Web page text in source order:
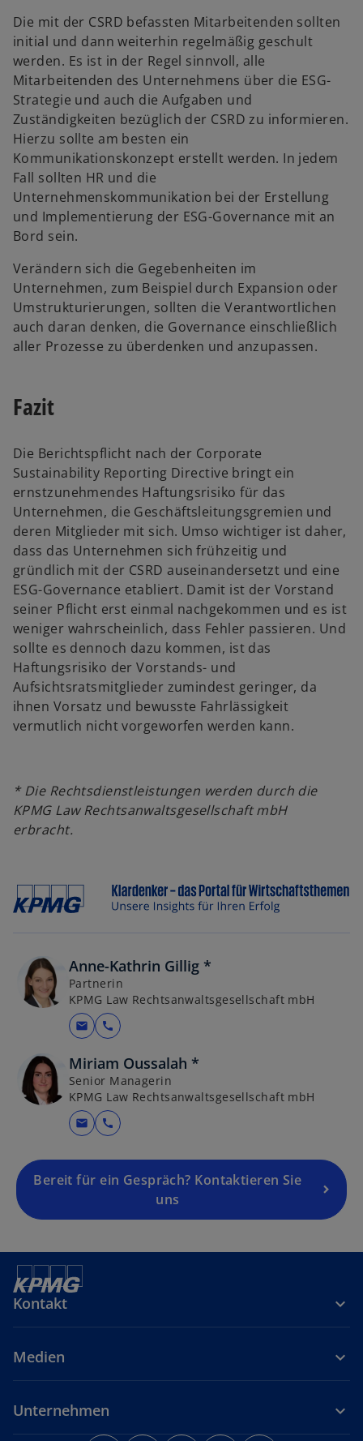
e
t
Die mit der CSRD befassten Mitarbeitenden sollten
initial und dann weiterhin regelmäßig geschult
werden. Es ist in der Regel sinnvoll, alle
Mitarbeitenden des Unternehmens über die ESG-
Strategie und auch die Aufgaben und
Zuständigkeiten bezüglich der CSRD zu informieren.
Hierzu sollte am besten ein
Kommunikationskonzept erstellt werden. In jedem
Fall sollten HR und die
Unternehmenskommunikation bei der Erstellung
und Implementierung der ESG-Governance mit an
Bord sein.
Verändern sich die Gegebenheiten im
Unternehmen, zum Beispiel durch Expansion oder
Umstrukturierungen, sollten die Verantwortlichen
auch daran denken, die Governance einschließlich
aller Prozesse zu überdenken und anzupassen.
Fazit
Die Berichtspflicht nach der Corporate
Sustainability Reporting Directive bringt ein
ernstzunehmendes Haftungsrisiko für das
Unternehmen, die Geschäftsleitungsgremien und
deren Mitglieder mit sich. Umso wichtiger ist daher,
dass das Unternehmen sich frühzeitig und
gründlich mit der CSRD auseinandersetzt und eine
ESG-Governance etabliert. Damit ist der Vorstand
seiner Pflicht erst einmal nachgekommen und es ist
weniger wahrscheinlich, dass Fehler passieren. Und
sollte es dennoch dazu kommen, ist das
Haftungsrisiko der Vorstands- und
Aufsichtsratsmitglieder zumindest geringer, da
ihnen Vorsatz und bewusste Fahrlässigkeit
vermutlich nicht vorgeworfen werden kann.
* Die Rechtsdienstleistungen werden durch die
KPMG Law Rechtsanwaltsgesellschaft mbH
erbracht.
Anne-Kathrin Gillig *
Partnerin
KPMG Law Rechtsanwaltsgesellschaft mbH
mail call
Miriam Oussalah *
Senior Managerin
KPMG Law Rechtsanwaltsgesellschaft mbH
mail call
Bereit für ein Gespräch? Kontaktieren Sie
uns
Kontakt
Medien
Unternehmen